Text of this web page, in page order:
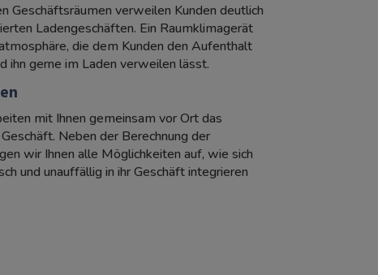
Geschäftsräumen verweilen Kunden deutlich
Ladengeschäften. Ein Raumklimagerät
die dem Kunden den Aufenthalt
ihn gerne im Laden verweilen lässt.
mit Ihnen gemeinsam vor Ort das
Neben der Berechnung der
wir Ihnen alle Möglichkeiten auf, wie sich
und unauffällig in ihr Geschäft integrieren